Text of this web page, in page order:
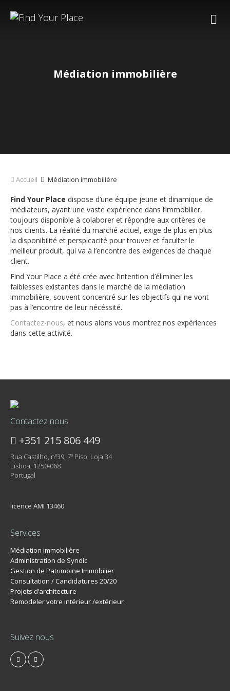
Médiation immobilière
Accueil Médiation immobilière
Find Your Place dispose d’une équipe jeune et dinamique de
médiateurs, ayant une vaste expérience dans l’immobilier,
toujours disponible à colaborer et répondre aux critères de
nos clients. La réalité du marché actuel, exige de plus en plus
la disponibilité et perspicacité pour trouver et faculter le
meilleur produit, qui va à l’encontre des exigences de chaque
client.
Find Your Place a été crée avec l’intention d’éliminer les
faiblesses existantes dans le marché de la médiation
immobilière, souvent concentré sur les objectifs qui ne vont
pas à l’encontre de leur nécéssité.
Contactez-nous, et nous alons vous montrez nos expériences
dans cette activité.
Contactez nous
+351 215 806 449
Rua Castilho, nº39, 7º Piso, Loja 34
Lisboa, 1250-068
Portugal
licence AMI 13460
Services
Médiation immobilière
Administration de Syndic
Gestion de Patrimoine Immobilier
Consultation / Candidatures 20/20
Projets d’architecture
Remodeler votre intérieur /extérieur
Suivez nous